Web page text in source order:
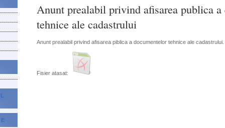
Anunt prealabil privind afisarea publica a
tehnice ale cadastrului
Anunt prealabil privind afisarea piblica a documentelor tehnice ale cadastrului.
Fisier atasat: